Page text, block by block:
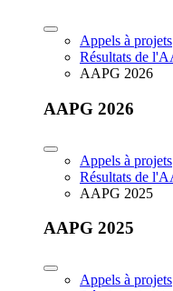
Appels à projets
Résultats de
AAPG 2026
AAPG 2026
Appels à projets
Résultats de
AAPG 2025
AAPG 2025
Appels à projets